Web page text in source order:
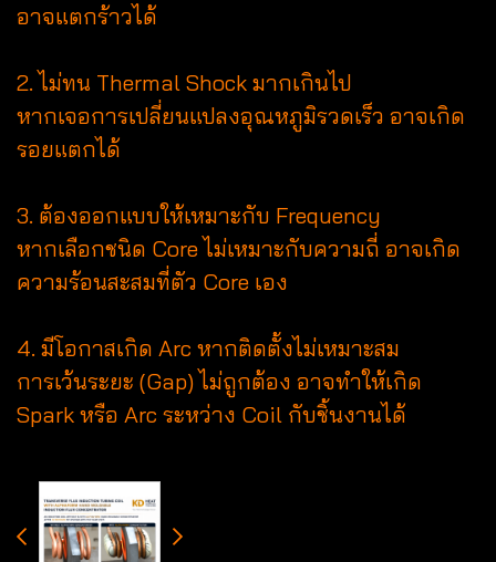
อาจแตกร้าวได้
2. ไม่ทน Thermal Shock มากเกินไป
หากเจอการเปลี่ยนแปลงอุณหภูมิรวดเร็ว อาจเกิด
รอยแตกได้
3. ต้องออกแบบให้เหมาะกับ Frequency
หากเลือกชนิด Core ไม่เหมาะกับความถี่ อาจเกิด
ความร้อนสะสมที่ตัว Core เอง
4. มีโอกาสเกิด Arc หากติดตั้งไม่เหมาะสม
การเว้นระยะ (Gap) ไม่ถูกต้อง อาจทำให้เกิด
Spark หรือ Arc ระหว่าง Coil กับชิ้นงานได้